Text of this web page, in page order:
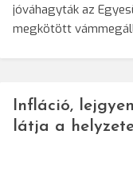
jóváhagyták az
megkötött
Infláció,
látja a